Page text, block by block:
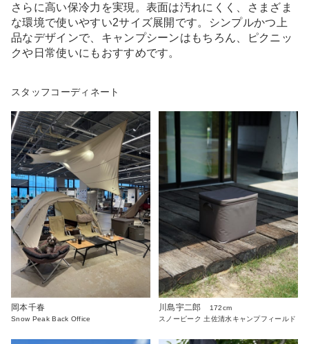
さらに高い保冷力を実現。表面は汚れにくく、さまざま
な環境で使いやすい2サイズ展開です。シンプルかつ上
品なデザインで、キャンプシーンはもちろん、ピクニッ
クや日常使いにもおすすめです。
スタッフコーディネート
岡本千春
Snow Peak Back Office
川島宇二郎
172cm
スノーピーク 土佐清水キャンプフィールド